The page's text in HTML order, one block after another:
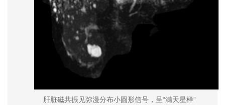
肝脏磁共振见弥漫分布小圆形信号，呈“满天星样”